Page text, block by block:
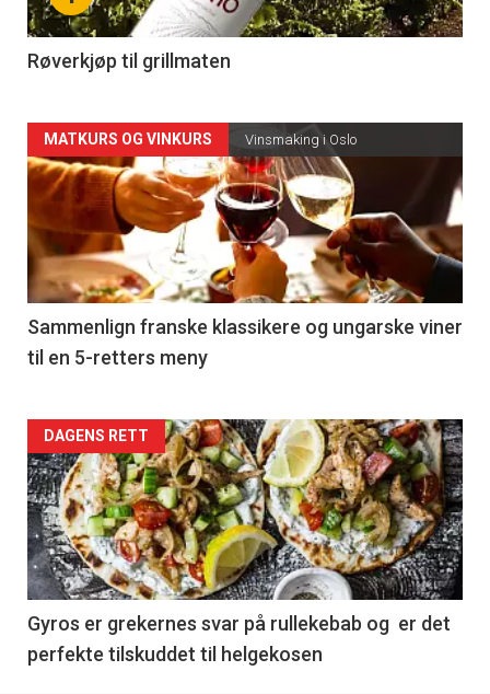
-
4
Røverkjøp til grillmaten
Forsiden
akkurat
nå
-
5
MATKURS OG VINKURS Vinsmaking i Oslo
Sammenlign franske klassikere og ungarske viner
til en 5-retters meny
Forsiden
akkurat
nå
-
6
DAGENS RETT
Gyros er grekernes svar på rullekebab og er det
perfekte tilskuddet til helgekosen